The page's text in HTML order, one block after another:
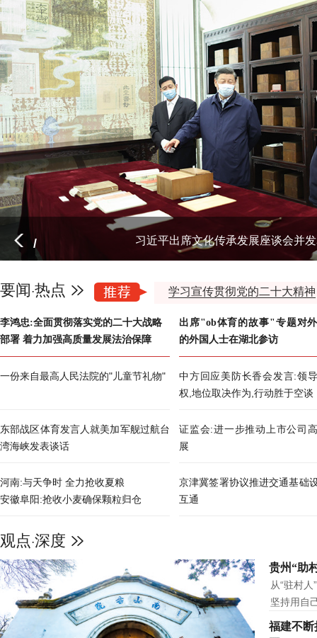
习近平出席文化传承发展座谈会并
/
要闻·热点 学习宣传贯彻党的二十大精神
李鸿忠:全面贯彻落实党的二十大战略
部署 着力加强高质量发展法治保障
出席"ob体育的故事"专题对
的外国人士在湖北参访
一份来自最高人民法院的"儿童节礼物"
中方回应美防长香会发言:领
权,地位取决作为,行动胜于空谈
东部战区体育发言人就美加军舰过航台
湾海峡发表谈话
证监会:进一步推动上市公司
展
河南:与天争时 全力抢收夏粮
安徽阜阳:抢收小麦确保颗粒归仓
京津冀签署协议推进交通基础
互通
观点·深度
贵州“助
从“驻村
坚持用自
福建不断